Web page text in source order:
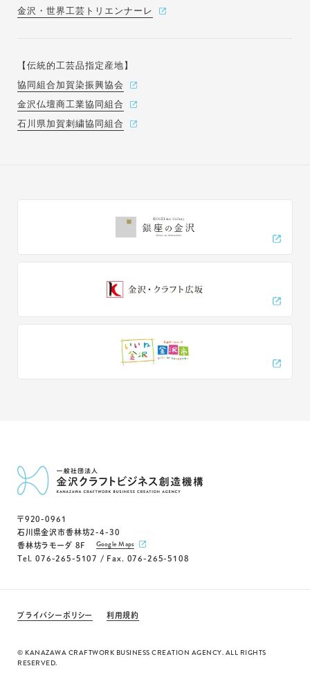
金沢・世界工芸トリエンナーレ
【伝統的工芸品指定産地】
協同組合加賀染振興協会
金沢仏壇商工業協同組合
石川県加賀刺繍協同組合
〒920-0961
石川県金沢市香林坊2-4-30
香林坊ラモーダ 8F
Tel. 076-265-5107 / Fax. 076-265-5108
Google Maps
プライバシーポリシー 利用規約
© KANAZAWA CRAFTWORK BUSINESS CREATION AGENCY. ALL RIGHTS
RESERVED.